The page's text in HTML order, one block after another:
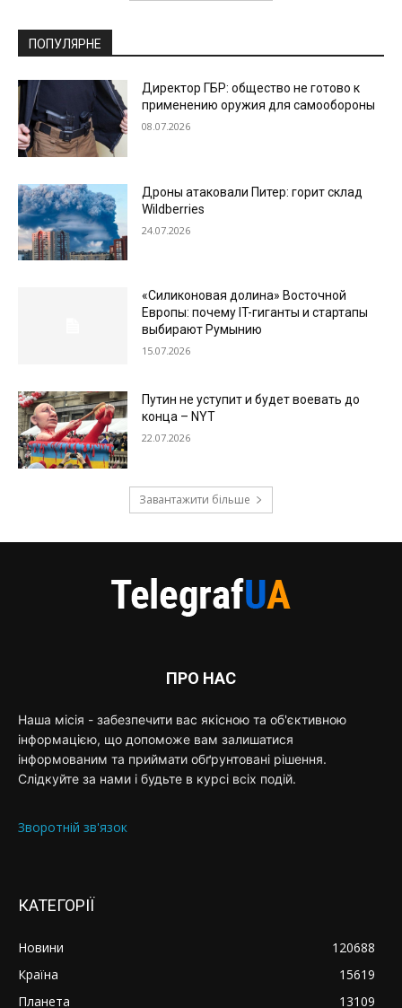
ПОПУЛЯРНЕ
Директор ГБР: общество не готово к
применению оружия для самообороны
08.07.2026
Дроны атаковали Питер: горит склад
Wildberries
24.07.2026
«Силиконовая долина» Восточной
Европы: почему IT-гиганты и стартапы
выбирают Румынию
15.07.2026
Путин не уступит и будет воевать до
конца – NYT
22.07.2026
Завантажити більше
ПРО НАС
Наша місія - забезпечити вас якісною та об'єктивною
інформацією, що допоможе вам залишатися
інформованим та приймати обґрунтовані рішення.
Слідкуйте за нами і будьте в курсі всіх подій.
Зворотній зв'язок
КАТЕГОРІЇ
Новини
120688
Країна
15619
Планета
13109